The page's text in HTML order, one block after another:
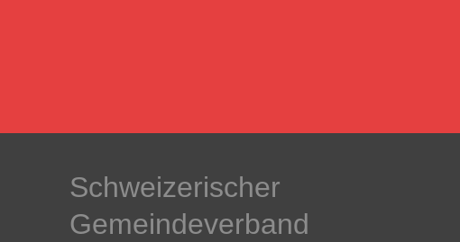
Schweizerischer
Gemeindeverband